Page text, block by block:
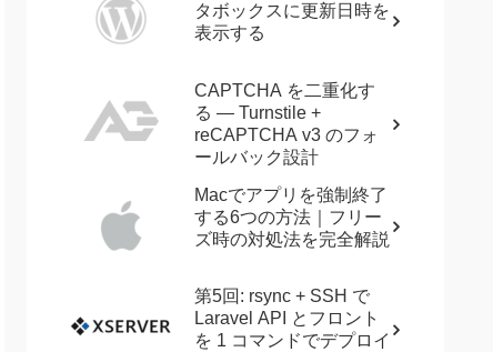
タボックスに更新日時を
表示する
CAPTCHA を二重化す
る — Turnstile +
reCAPTCHA v3 のフォ
ールバック設計
Macでアプリを強制終了
する6つの方法｜フリー
ズ時の対処法を完全解説
第5回: rsync + SSH で
Laravel API とフロント
を 1 コマンドでデプロイ